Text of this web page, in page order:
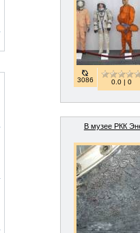
3086 0.0 | 0
В музее РКК